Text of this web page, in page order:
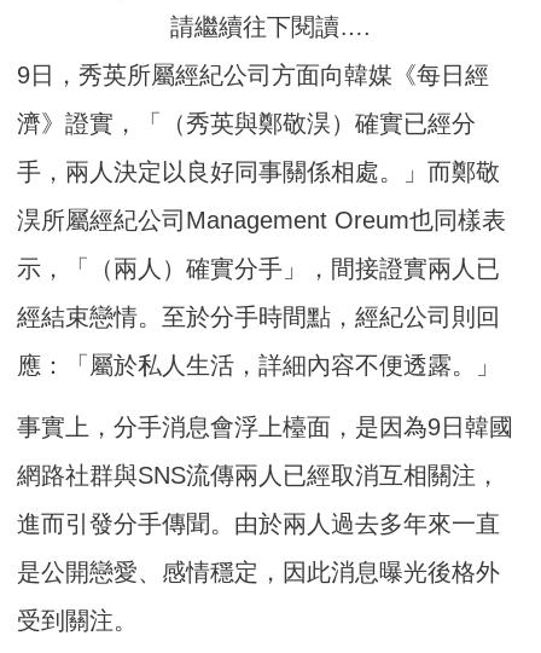
請繼續往下閱讀….
9日，秀英所屬經紀公司方面向韓媒《每日經
濟》證實，「（秀英與鄭敬淏）確實已經分
手，兩人決定以良好同事關係相處。」而鄭敬
淏所屬經紀公司Management Oreum也同樣表
示，「（兩人）確實分手」，間接證實兩人已
經結束戀情。至於分手時間點，經紀公司則回
應：「屬於私人生活，詳細內容不便透露。」
事實上，分手消息會浮上檯面，是因為9日韓國
網路社群與SNS流傳兩人已經取消互相關注，
進而引發分手傳聞。由於兩人過去多年來一直
是公開戀愛、感情穩定，因此消息曝光後格外
受到關注。